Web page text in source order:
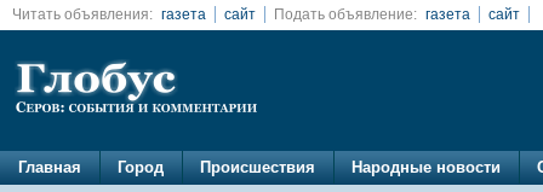
Читать объявления: газета сайт Подать объявление: газета сайт
Главная Город Происшествия Народные новости